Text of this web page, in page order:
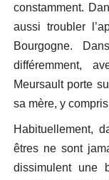
constamment.
aussi troubler
Bourgogne.
différemment,
Meursault porte
sa mère, y
Habituellement,
êtres ne sont
dissimulent une